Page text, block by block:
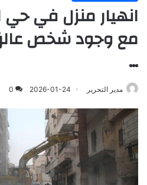
انهيار منزل في حي
مع وجود شخص
…
مدير التحرير 2026-01-24
0